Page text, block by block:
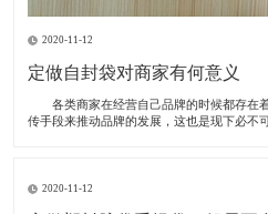
2020-11-12
定做自封袋对商家有何意义
各类商家在经营自己品牌的时候都存在
传手段来推动品牌的发展，这也是现下必不
2020-11-12